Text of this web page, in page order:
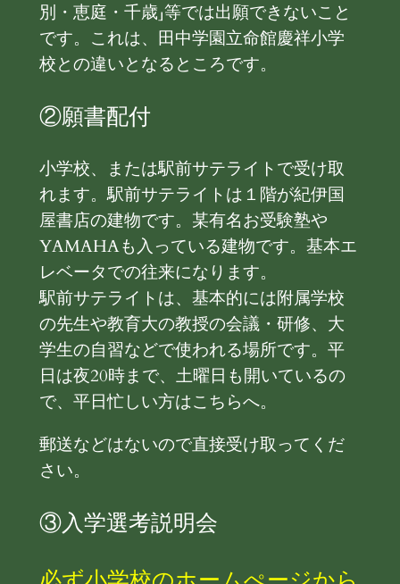
別・恵庭・千歳」等では出願できないこと
です。これは、田中学園立命館慶祥小学
校との違いとなるところです。
②願書配付
小学校、または駅前サテライトで受け取
れます。駅前サテライトは１階が紀伊国
屋書店の建物です。某有名お受験塾や
YAMAHAも入っている建物です。基本エ
レベータでの往来になります。
駅前サテライトは、基本的には附属学校
の先生や教育大の教授の会議・研修、大
学生の自習などで使われる場所です。平
日は夜20時まで、土曜日も開いているの
で、平日忙しい方はこちらへ。
郵送などはないので直接受け取ってくだ
さい。
③入学選考説明会